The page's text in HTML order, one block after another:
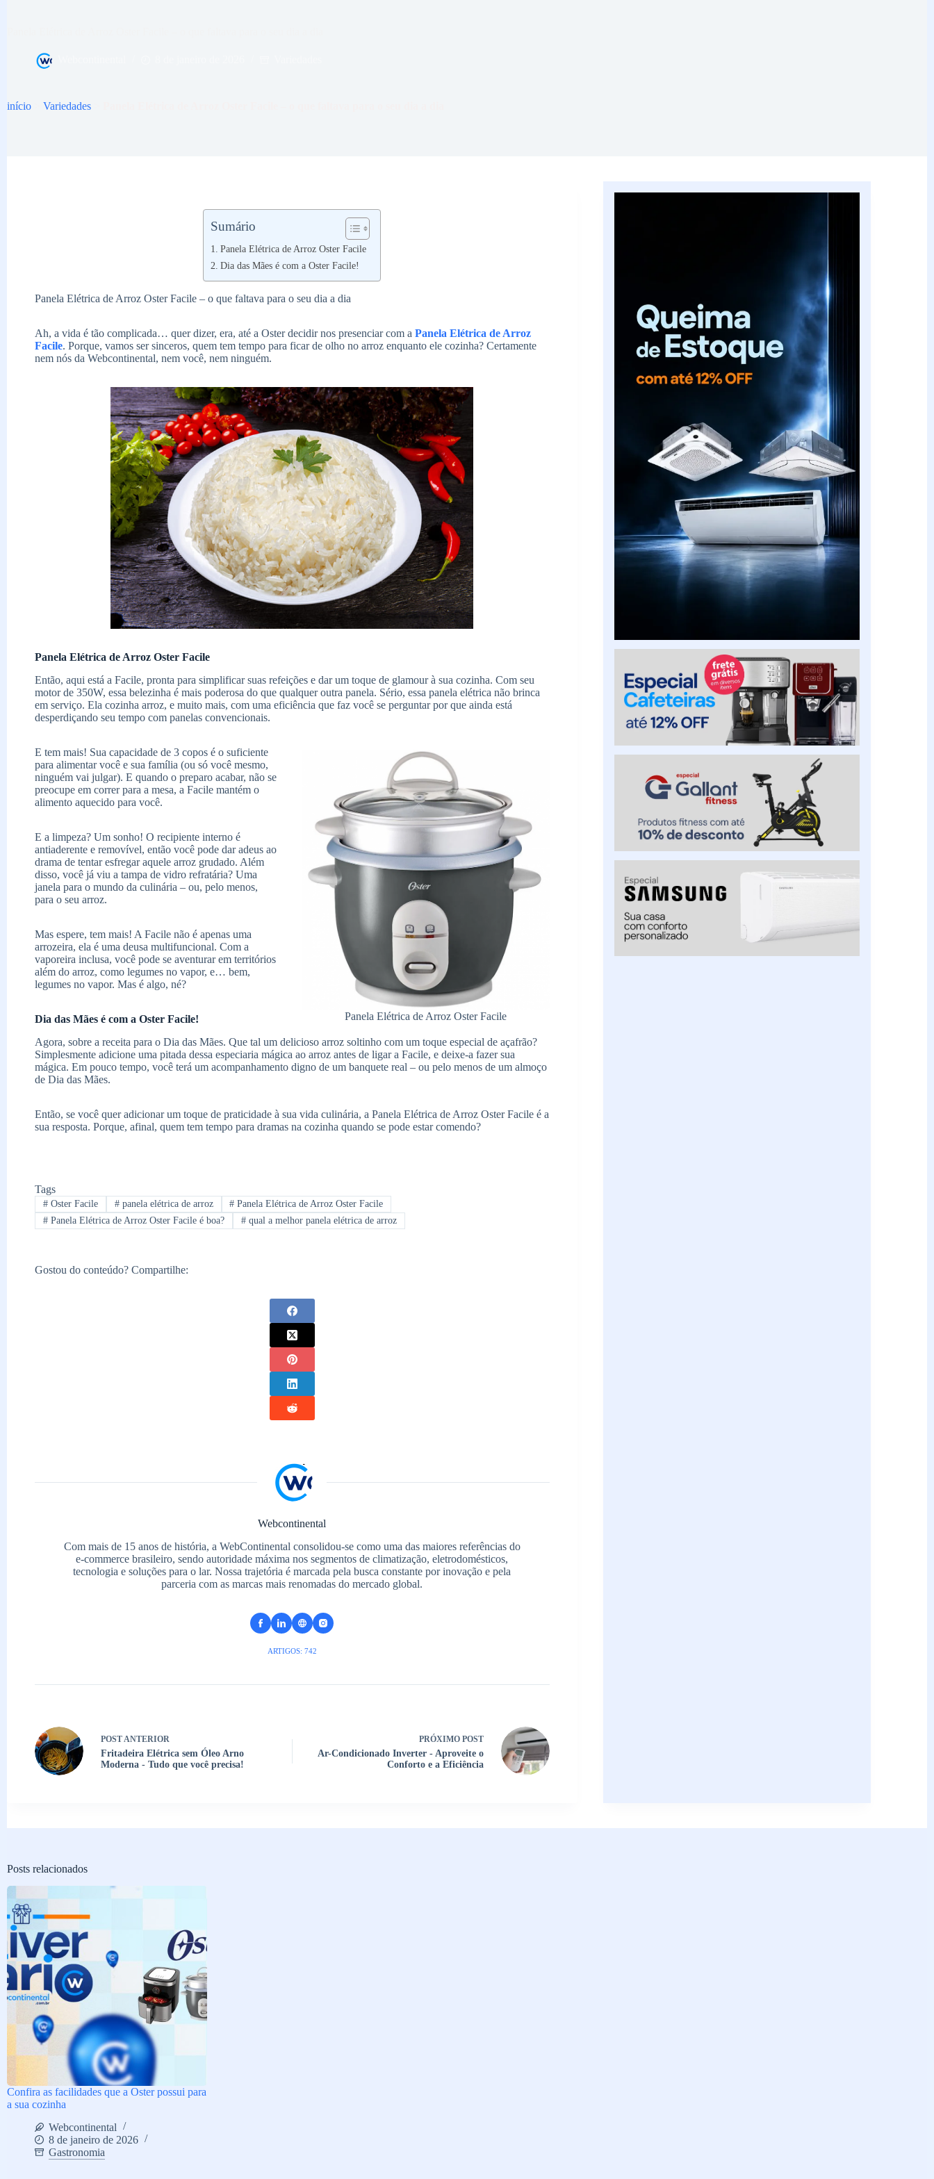
início Variedades
Sumário
Panela Elétrica de Arroz Oster Facile
Dia das Mães é com a Oster Facile!
Panela Elétrica de Arroz Oster Facile – o que faltava para o seu dia a dia
Ah, a vida é tão complicada… quer dizer, era, até a Oster decidir nos presenciar com a Panela Elétrica de Arroz
Facile. Porque, vamos ser sinceros, quem tem tempo para ficar de olho no arroz enquanto ele cozinha? Certamente
nem nós da Webcontinental, nem você, nem ninguém.
Panela Elétrica de Arroz Oster Facile
Então, aqui está a Facile, pronta para simplificar suas refeições e dar um toque de glamour à sua cozinha. Com seu
motor de 350W, essa belezinha é mais poderosa do que qualquer outra panela. Sério, essa panela elétrica não brinca
em serviço. Ela cozinha arroz, e muito mais, com uma eficiência que faz você se perguntar por que ainda está
desperdiçando seu tempo com panelas convencionais.
Panela Elétrica de Arroz Oster Facile
E tem mais! Sua capacidade de 3 copos é o suficiente
para alimentar você e sua família (ou só você mesmo,
ninguém vai julgar). E quando o preparo acabar, não se
preocupe em correr para a mesa, a Facile mantém o
alimento aquecido para você.
E a limpeza? Um sonho! O recipiente interno é
antiaderente e removível, então você pode dar adeus ao
drama de tentar esfregar aquele arroz grudado. Além
disso, você já viu a tampa de vidro refratária? Uma
janela para o mundo da culinária – ou, pelo menos,
para o seu arroz.
Mas espere, tem mais! A Facile não é apenas uma
arrozeira, ela é uma deusa multifuncional. Com a
vaporeira inclusa, você pode se aventurar em territórios
além do arroz, como legumes no vapor, e… bem,
legumes no vapor. Mas é algo, né?
Dia das Mães é com a Oster Facile!
Agora, sobre a receita para o Dia das Mães. Que tal um delicioso arroz soltinho com um toque especial de açafrão?
Simplesmente adicione uma pitada dessa especiaria mágica ao arroz antes de ligar a Facile, e deixe-a fazer sua
mágica. Em pouco tempo, você terá um acompanhamento digno de um banquete real – ou pelo menos de um almoço
de Dia das Mães.
Então, se você quer adicionar um toque de praticidade à sua vida culinária, a Panela Elétrica de Arroz Oster Facile é a
sua resposta. Porque, afinal, quem tem tempo para dramas na cozinha quando se pode estar comendo?
Tags
#Oster Facile #panela elétrica de arroz # Panela Elétrica de Arroz Oster Facile
#Panela Elétrica de Arroz Oster Facile é boa? #qual a melhor panela elétrica de arroz
Gostou do conteúdo? Compartilhe:
Webcontinental
Com mais de 15 anos de história, a WebContinental consolidou-se como uma das maiores referências do
e-commerce brasileiro, sendo autoridade máxima nos segmentos de climatização, eletrodomésticos,
tecnologia e soluções para o lar. Nossa trajetória é marcada pela busca constante por inovação e pela
parceria com as marcas mais renomadas do mercado global.
ARTIGOS: 742
POST ANTERIOR
Fritadeira Elétrica sem Óleo Arno
Moderna - Tudo que você precisa!
PRÓXIMO POST
Ar-Condicionado Inverter - Aproveite o
Conforto e a Eficiência
Posts relacionados
Confira as facilidades que a Oster possui para
a sua cozinha
Webcontinental
8 de janeiro de 2026
Gastronomia